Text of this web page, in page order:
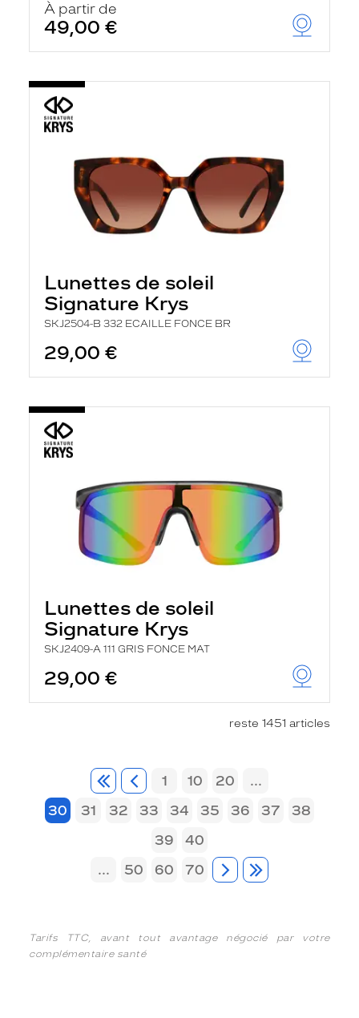
À partir de
49,00 €
Lunettes de soleil
Signature Krys
SKJ2504-B 332 ECAILLE FONCE BR
29,00 €
Lunettes de soleil
Signature Krys
SKJ2409-A 111 GRIS FONCE MAT
29,00 €
reste 1451 articles
1 10 20
...
30
31 32 33 34 35 36 37
38
39
40
...
50 60 70
Tarifs TTC, avant tout avantage négocié par votre
complémentaire santé